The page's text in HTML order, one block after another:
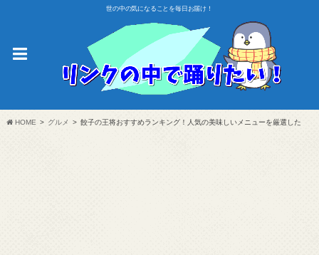
世の中の気になることを毎日お届け！
HOME グルメ 餃子の王将おすすめランキング！人気の美味しいメニューを厳選した